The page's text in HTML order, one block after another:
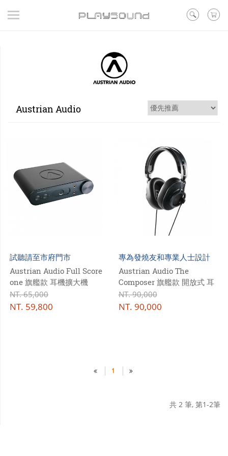
登入
/ 聯絡我們
品牌
黑膠
訊源DAC耳擴
購物說明
會員專區
Austrian Audio
試聽請至市府門市
Austrian Audio Full Score
one 旗艦款 耳機擴大機
NT.65,000
NT. 59,800
專為發燒友和專業人士設計
Austrian Audio The
Composer 旗艦款 開放式 耳
罩式耳機
NT.90,000
NT. 90,000
1
共 2 筆, 第1-2筆